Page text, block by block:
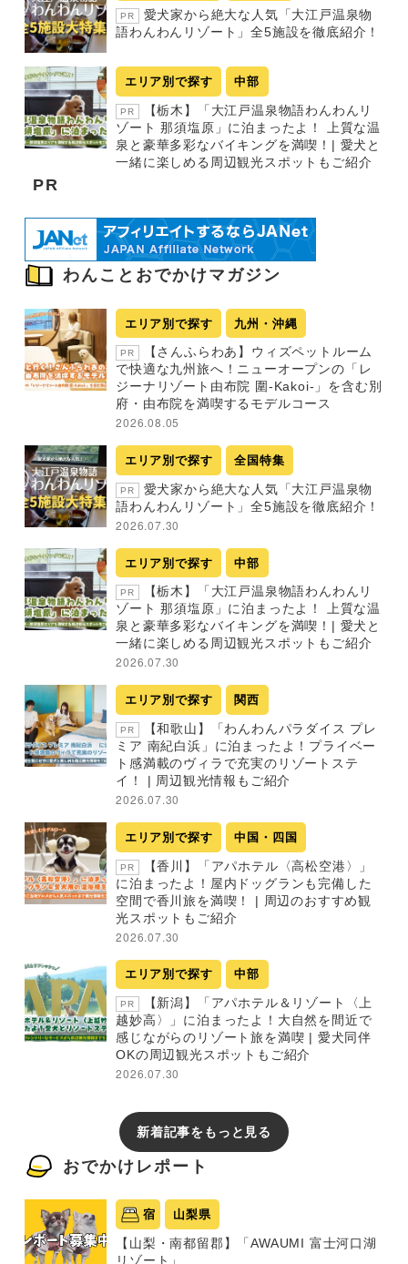
PR
愛犬家から絶大な人気「大江戸温泉物
語わんわんリゾート」全5施設を徹底紹介！
エリア別で探す 中部
PR
【栃木】「大江戸温泉物語わんわんリ
ゾート 那須塩原」に泊まったよ！ 上質な温
泉と豪華多彩なバイキングを満喫！| 愛犬と
一緒に楽しめる周辺観光スポットもご紹介
PR
わんことおでかけマガジン
エリア別で探す 九州・沖縄
PR
【さんふらわあ】ウィズペットルーム
で快適な九州旅へ！ニューオープンの「レ
ジーナリゾート由布院 圍-Kakoi-」を含む別
府・由布院を満喫するモデルコース
2026.08.05
エリア別で探す 全国特集
PR
愛犬家から絶大な人気「大江戸温泉物
語わんわんリゾート」全5施設を徹底紹介！
2026.07.30
エリア別で探す 中部
PR
【栃木】「大江戸温泉物語わんわんリ
ゾート 那須塩原」に泊まったよ！ 上質な温
泉と豪華多彩なバイキングを満喫！| 愛犬と
一緒に楽しめる周辺観光スポットもご紹介
2026.07.30
エリア別で探す 関西
PR
【和歌山】「わんわんパラダイス プレ
ミア 南紀白浜」に泊まったよ！プライベー
ト感満載のヴィラで充実のリゾートステ
イ！ | 周辺観光情報もご紹介
2026.07.30
エリア別で探す 中国・四国
PR
【香川】「アパホテル〈高松空港〉」
に泊まったよ！屋内ドッグランも完備した
空間で香川旅を満喫！ | 周辺のおすすめ観
光スポットもご紹介
2026.07.30
エリア別で探す 中部
PR
【新潟】「アパホテル＆リゾート〈上
越妙高〉」に泊まったよ！大自然を間近で
感じながらのリゾート旅を満喫 | 愛犬同伴
OKの周辺観光スポットもご紹介
2026.07.30
新着記事をもっと見る
おでかけレポート
宿 山梨県
【山梨・南都留郡】「AWAUMI 富士河口湖
リゾート」